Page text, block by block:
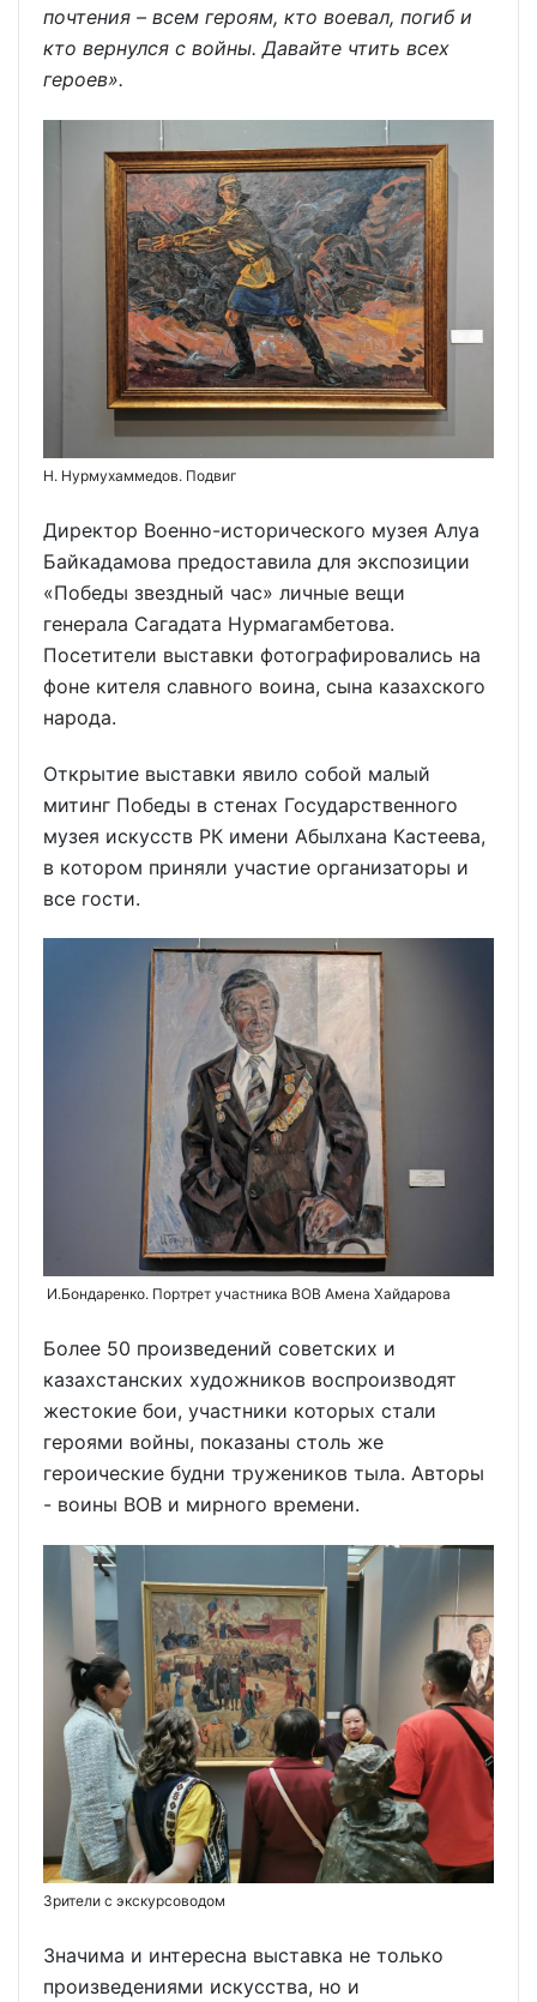
почтения – всем героям, кто воевал, погиб и
кто вернулся с войны. Давайте чтить всех
героев».
Н. Нурмухаммедов. Подвиг
Директор Военно-исторического музея Алуа
Байкадамова предоставила для экспозиции
«Победы звездный час» личные вещи
генерала Сагадата Нурмагамбетова.
Посетители выставки фотографировались на
фоне кителя славного воина, сына казахского
народа.
Открытие выставки явило собой малый
митинг Победы в стенах Государственного
музея искусств РК имени Абылхана Кастеева,
в котором приняли участие организаторы и
все гости.
И.Бондаренко. Портрет участника ВОВ Амена Хайдарова
Более 50 произведений советских и
казахстанских художников воспроизводят
жестокие бои, участники которых стали
героями войны, показаны столь же
героические будни тружеников тыла. Авторы
- воины ВОВ и мирного времени.
Зрители с экскурсоводом
Значима и интересна выставка не только
произведениями искусства, но и